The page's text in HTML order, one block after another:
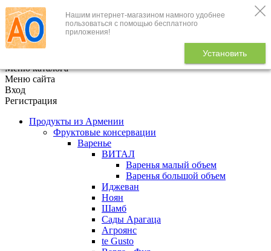
Нашим интернет-магазином намного удобнее
пользоваться с помощью бесплатного
приложения!
Установить
+7 (495) 646-888-1
В корзине
Меню каталога
Меню сайта
Вход
Регистрация
Продукты из Армении
Фруктовые консервации
Варенье
ВИТАЛ
Варенья малый объем
Варенья большой объем
Иджеван
Ноян
Шамб
Сады Арагаца
Агроянс
te Gusto